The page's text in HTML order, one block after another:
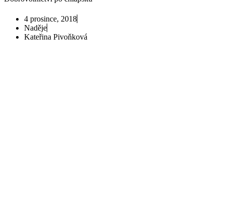
4 prosince, 2018
Naděje
Kateřina Pivoňková